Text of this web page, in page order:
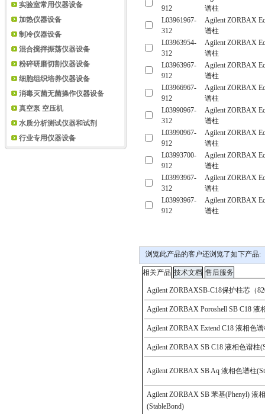
实验室常用仪器设备
加热仪器设备
制冷仪器设备
混合搅拌振荡仪器设备
粉碎研磨切割仪器设备
细胞组织培养仪器设备
消毒灭菌无菌操作仪器设备
真空泵 空压机
水质分析测试仪器和试剂
行业专用仪器设备
浏览此产品的客户还浏览了如下产品: